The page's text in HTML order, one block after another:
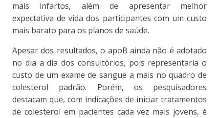
mais infartos, além de apresentar melhor
expectativa de vida dos participantes com um custo
mais barato para os planos de saúde.
Apesar dos resultados, o apoB ainda não é adotado
no dia a dia dos consultórios, pois representaria o
custo de um exame de sangue a mais no quadro de
colesterol padrão. Porém, os pesquisadores
destacam que, com indicações de iniciar tratamentos
de colesterol em pacientes cada vez mais jovens, é